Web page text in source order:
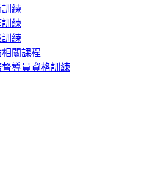
練
訓練
訓練
關課程
導員資格訓練